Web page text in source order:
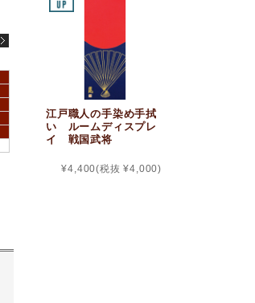
江戸職人の手染め手拭
い ルームディスプレ
イ 戦国武将
¥4,400(税抜 ¥4,000)